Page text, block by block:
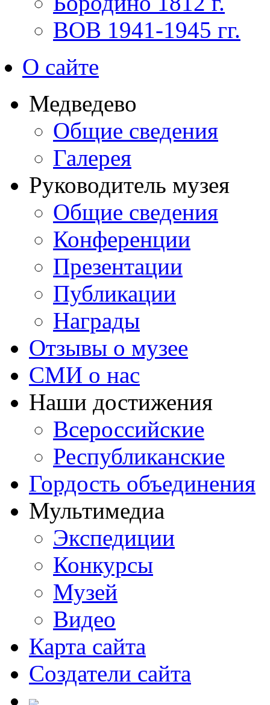
ВОВ 1941-1945 гг.
О сайте
Медведево
Общие сведения
Галерея
Руководитель музея
Общие сведения
Конференции
Презентации
Публикации
Награды
Отзывы о музее
СМИ о нас
Наши достижения
Всероссийские
Республиканские
Гордость объединения
Мультимедиа
Экспедиции
Конкурсы
Музей
Видео
Карта сайта
Создатели сайта